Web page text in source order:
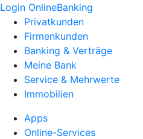
Login OnlineBanking
Privatkunden
Firmenkunden
Banking & Verträge
Meine Bank
Service & Mehrwerte
Immobilien
Apps
Online-Services